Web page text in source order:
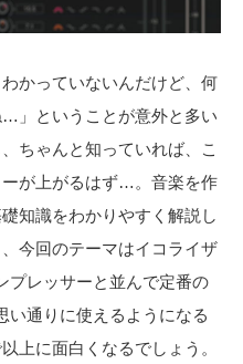
かっていないんだけど、何
」ということが意外と多い
ちゃんと知っていれば、こ
が上がるはず…。音楽を作
知識をわかりやすく解説し
今回のテーマはイコライザ
プレッサーと並んで定番の
い通りに使えるようになる
上に面白くなるでしょう。